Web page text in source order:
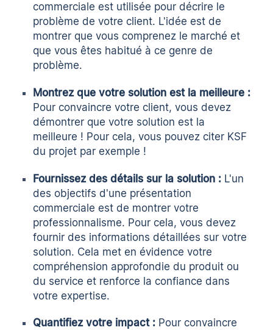
commerciale est utilisée pour décrire le
problème de votre client. L'idée est de
montrer que vous comprenez le marché et
que vous êtes habitué à ce genre de
problème.
Montrez que votre solution est la meilleure :
Pour convaincre votre client, vous devez
démontrer que votre solution est la
meilleure ! Pour cela, vous pouvez citer KSF
du projet par exemple !
Fournissez des détails sur la solution : L'un
des objectifs d'une présentation
commerciale est de montrer votre
professionnalisme. Pour cela, vous devez
fournir des informations détaillées sur votre
solution. Cela met en évidence votre
compréhension approfondie du produit ou
du service et renforce la confiance dans
votre expertise.
Quantifiez votre impact : Pour convaincre